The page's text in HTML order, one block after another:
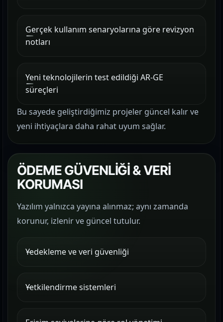
Gerçek kullanım senaryolarına göre revizyon
notları
Yeni teknolojilerin test edildiği AR-GE
süreçleri
Bu sayede geliştirdiğimiz projeler güncel kalır ve
yeni ihtiyaçlara daha rahat uyum sağlar.
ÖDEME GÜVENLİĞİ & VERİ
KORUMASI
Yazılım yalnızca yayına alınmaz; aynı zamanda
korunur, izlenir ve güncel tutulur.
Yedekleme ve veri güvenliği
Yetkilendirme sistemleri